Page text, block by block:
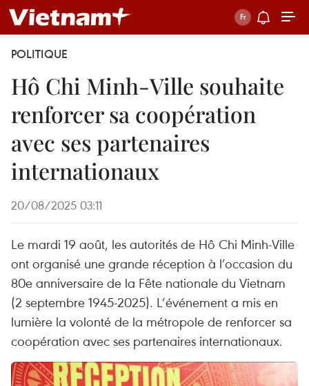
POLITIQUE
Hô Chi Minh-Ville souhaite
renforcer sa coopération
avec ses partenaires
internationaux
20/08/2025 03:11
Le mardi 19 août, les autorités de Hô Chi Minh-Ville
ont organisé une grande réception à l’occasion du
80e anniversaire de la Fête nationale du Vietnam
(2 septembre 1945-2025). L’événement a mis en
lumière la volonté de la métropole de renforcer sa
coopération avec ses partenaires internationaux.